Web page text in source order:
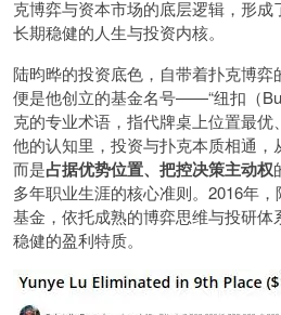
克博弈与资本市场的底层逻辑，形成
长期稳健的人生与投资内核。
陆昀晔的投资底色，自带着扑克博
便是他创立的基金名号——“纽扣（
克的专业术语，指代牌桌上位置最
他的认知里，投资与扑克本质相通，
而是占据优势位置、把控决策主动权
多年职业生涯的核心准则。2016年
基金，依托成熟的博弈思维与投研体
稳健的盈利特质。